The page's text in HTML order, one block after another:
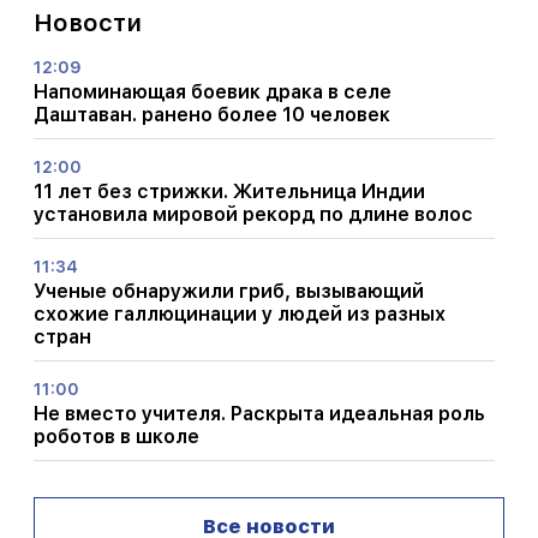
Новости
12:09
Напоминающая боевик драка в селе
Даштаван. ранено более 10 человек
12:00
11 лет без стрижки. Жительница Индии
установила мировой рекорд по длине волос
11:34
Ученые обнаружили гриб, вызывающий
схожие галлюцинации у людей из разных
стран
11:00
Не вместо учителя. Раскрыта идеальная роль
роботов в школе
Все новости